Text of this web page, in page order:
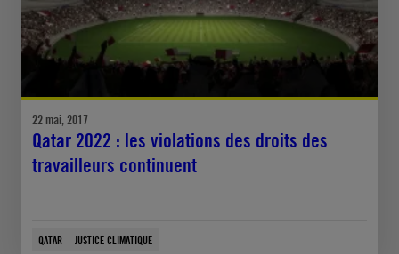
22 mai, 2017
Qatar 2022 : les violations des droits des
travailleurs continuent
QATAR JUSTICE CLIMATIQUE